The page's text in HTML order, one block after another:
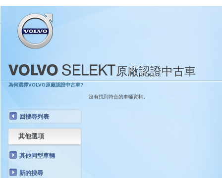
原廠認證中古車
為何選擇VOLVO原廠認證中古車?
回搜尋列表
其他選項
其他同型車輛
新的搜尋
沒有找到符合的車輛資料。